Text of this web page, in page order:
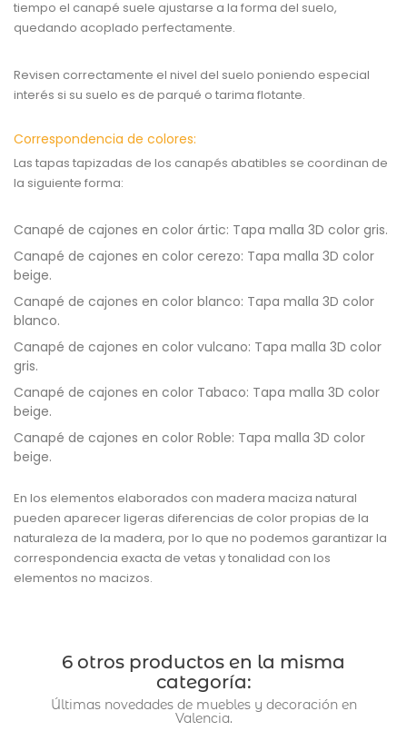
tiempo el canapé suele ajustarse a la forma del suelo,
quedando acoplado perfectamente.
Revisen correctamente el nivel del suelo poniendo especial
interés si su suelo es de parqué o tarima flotante.
Correspondencia de colores:
Las tapas tapizadas de los canapés abatibles se coordinan de
la siguiente forma:
Canapé de cajones en color ártic: Tapa malla 3D color gris.
Canapé de cajones en color cerezo: Tapa malla 3D color
beige.
Canapé de cajones en color blanco: Tapa malla 3D color
blanco.
Canapé de cajones en color vulcano: Tapa malla 3D color
gris.
Canapé de cajones en color Tabaco: Tapa malla 3D color
beige.
Canapé de cajones en color Roble: Tapa malla 3D color
beige.
En los elementos elaborados con madera maciza natural
pueden aparecer ligeras diferencias de color propias de la
naturaleza de la madera, por lo que no podemos garantizar la
correspondencia exacta de vetas y tonalidad con los
elementos no macizos.
6 otros productos en la misma
categoría:
Últimas novedades de muebles y decoración en
Valencia.